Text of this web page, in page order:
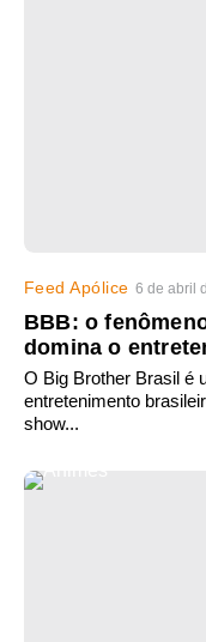
Feed Apólice 6 de abril
BBB: o
domina o
O Big Brother Brasil é
entretenimento
show...